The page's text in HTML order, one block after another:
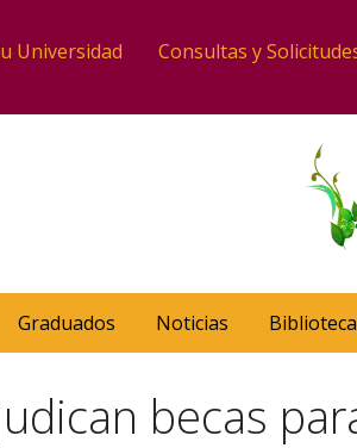
Universidad Consultas y
Graduados Noticias Biblioteca
becas